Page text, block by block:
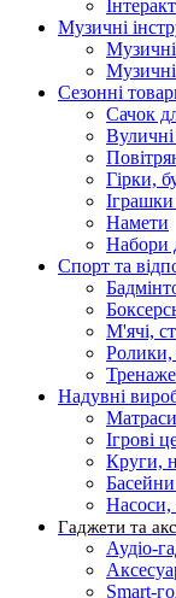
Музичні
Музичні
Сезонні
Сачок
Вуличні
Гірки,
Намети
Набори
Спорт та
М'ячі,
Ролики,
Надувні
Ігрові
Круги,
Басейни
Насоси,
Гаджети та
Аудіо-
Smart-